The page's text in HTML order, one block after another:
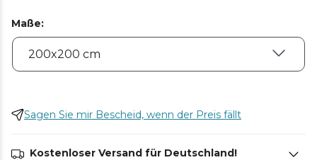
Maße:
Sagen Sie mir Bescheid, wenn der Preis fällt
Kostenloser Versand für Deutschland!